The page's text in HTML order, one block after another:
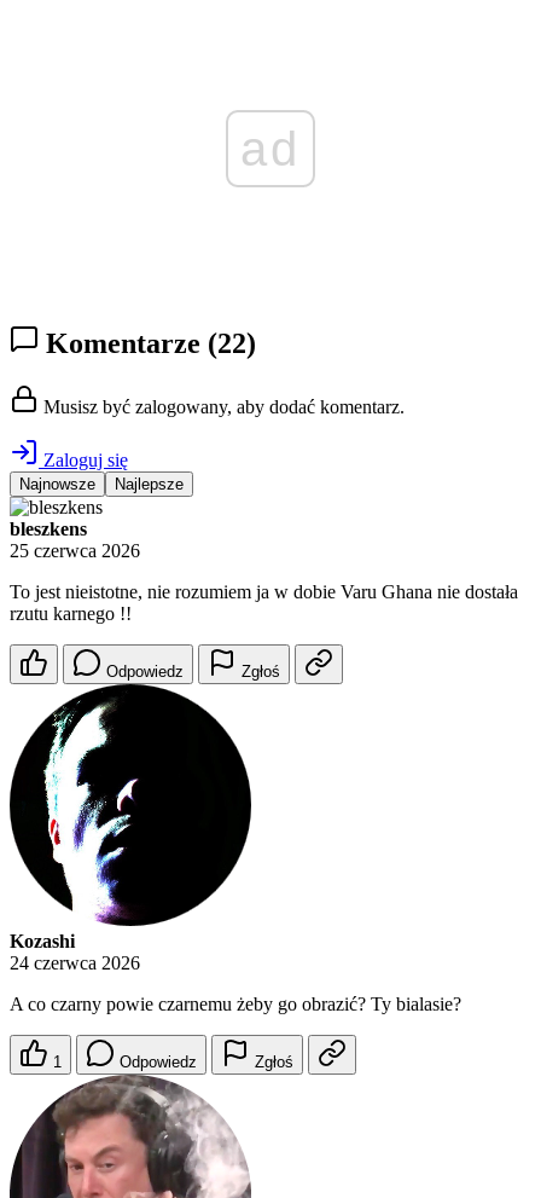
ad
Komentarze (22)
Musisz być zalogowany, aby dodać komentarz.
Zaloguj się
Najnowsze Najlepsze
bleszkens
25 czerwca 2026
To jest nieistotne, nie rozumiem ja w dobie Varu Ghana nie dostała
rzutu karnego !!
Odpowiedz Zgłoś
Kozashi
24 czerwca 2026
A co czarny powie czarnemu żeby go obrazić? Ty bialasie?
1 Odpowiedz Zgłoś